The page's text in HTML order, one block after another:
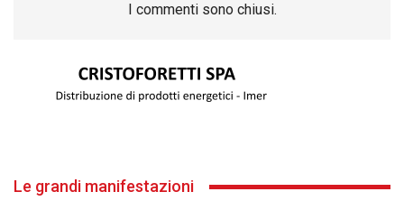
I commenti sono chiusi.
Le grandi manifestazioni